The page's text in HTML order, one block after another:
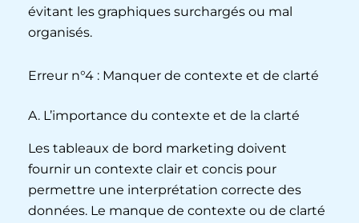
évitant les graphiques surchargés ou mal
organisés.
Erreur n°4 : Manquer de contexte et de clarté
A. L’importance du contexte et de la clarté
Les tableaux de bord marketing doivent
fournir un contexte clair et concis pour
permettre une interprétation correcte des
données. Le manque de contexte ou de clarté